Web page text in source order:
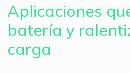
Aplicaciones
batería y
carga